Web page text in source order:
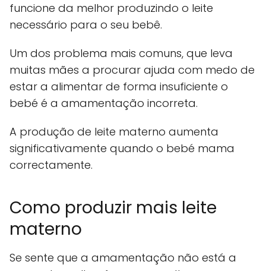
funcione da melhor produzindo o leite
necessário para o seu bebê.
Um dos problema mais comuns, que leva
muitas mães a procurar ajuda com medo de
estar a alimentar de forma insuficiente o
bebé é a amamentação incorreta.
A produção de leite materno aumenta
significativamente quando o bebé mama
correctamente.
Como produzir mais leite
materno
Se sente que a amamentação não está a